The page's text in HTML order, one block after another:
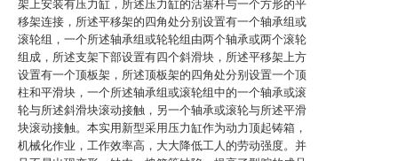
架上安装有压力缸，所述压力缸的活塞杆与一个方形的平
移架连接，所述平移架的四角处分别设置有一个轴承组或
滚轮组，一个所述轴承组或轮轮组由两个轴承或两个滚轮
组成，所述支架下部设置有四个斜滑块，所述平移架上方
设置有一个顶板架，所述顶板架的四角处分别设置一个顶
柱和平滑块，一个所述轴承组或滚轮组中的一个轴承或滚
轮与所述斜滑块滚动接触，另一个轴承或滚轮与所述平滑
块滚动接触。本实用新型采用压力缸作为动力顶起铸箱，
机械化作业，工作效率高，大大降低工人的劳动强度。并